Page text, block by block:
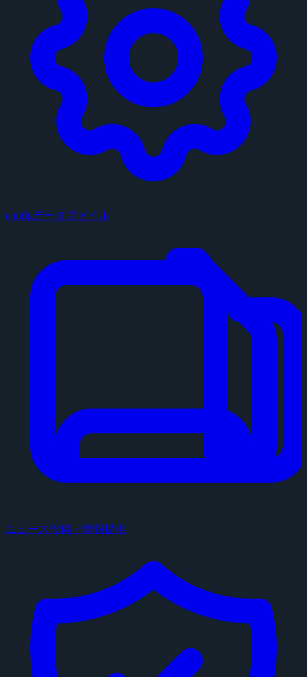
configデータファイル
ニュース投稿・情報提供